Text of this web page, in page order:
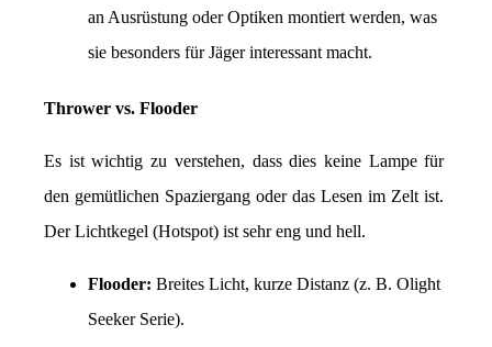
an Ausrüstung oder Optiken montiert werden, was
sie besonders für Jäger interessant macht.
Thrower vs. Flooder
Es ist wichtig zu verstehen, dass dies keine Lampe für
den gemütlichen Spaziergang oder das Lesen im Zelt ist.
Der Lichtkegel (Hotspot) ist sehr eng und hell.
Flooder: Breites Licht, kurze Distanz (z. B. Olight
Seeker Serie).